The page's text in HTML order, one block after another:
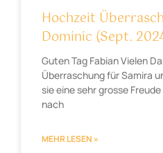
Hochzeit
Dominic (Sept.
Guten Tag Fabian Vielen
Überraschung für Samira
sie eine sehr grosse
nach
MEHR LESEN »